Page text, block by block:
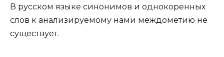
В русском языке синонимов и однокоренных
слов к анализируемому нами междометию не
существует.